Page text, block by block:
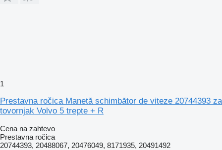
1
Prestavna ročica Manetă schimbător de viteze 20744393 za
tovornjak Volvo 5 trepte + R
Cena na zahtevo
Prestavna ročica
20744393, 20488067, 20476049, 8171935, 20491492